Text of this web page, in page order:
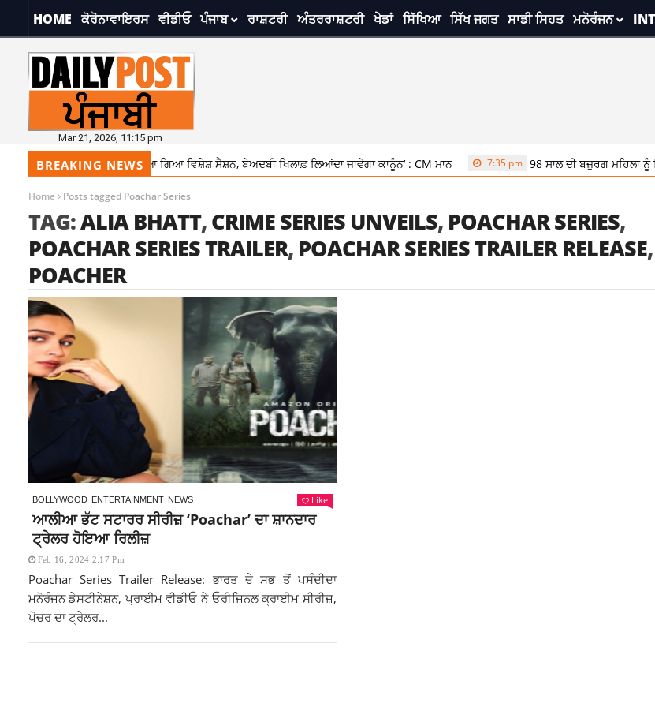
HOME ਕੋਰੋਨਾਵਾਇਰਸ ਵੀਡੀਓ ਪੰਜਾਬ ਰਾਸ਼ਟਰੀ ਅੰਤਰਰਾਸ਼ਟਰੀ ਖੇਡਾਂ ਸਿੱਖਿਆ ਸਿੱਖ ਜਗਤ ਸਾਡੀ ਸਿਹਤ ਮਨੋਰੰਜਨ
Mar 21, 2026, 11:15 pm
BREAKING NEWS
ਨੂੰ ਵਿਧਾਨ ਸਭਾ ਦਾ ਬੁਲਾਇਆ ਗਿਆ ਵਿਸ਼ੇਸ਼ ਸੈਸ਼ਨ, ਬੇਅਦਬੀ ਖਿਲਾਫ਼ ਲਿਆਂਦਾ ਜਾਵੇਗਾ ਕਾਨੂੰਨ’ : CM ਮਾਨ 7:35 pm 98 ਸਾਲ ਦੀ ਬਜ਼ੁਰਗ ਮਹਿਲਾ ਨੂੰ
Home Posts tagged Poachar Series
TAG:ALIA BHATT,CRIME SERIES UNVEILS, POACHAR SERIES,
POACHAR SERIES TRAILER, POACHAR SERIES TRAILER RELEASE,
POACHER
BOLLYWOOD ENTERTAINMENT NEWS Like
ਆਲੀਆ ਭੱਟ ਸਟਾਰਰ ਸੀਰੀਜ਼ ‘Poachar’ ਦਾ ਸ਼ਾਨਦਾਰ
ਟ੍ਰੇਲਰ ਹੋਇਆ ਰਿਲੀਜ਼
Feb 16, 2024 2:17 Pm
Poachar Series Trailer Release: ਭਾਰਤ ਦੇ ਸਭ ਤੋਂ ਪਸੰਦੀਦਾ
ਮਨੋਰੰਜਨ ਡੇਸਟੀਨੇਸ਼ਨ, ਪ੍ਰਾਈਮ ਵੀਡੀਓ ਨੇ ਓਰੀਜਿਨਲ ਕ੍ਰਾਈਮ ਸੀਰੀਜ਼,
ਪੋਚਰ ਦਾ ਟ੍ਰੇਲਰ...